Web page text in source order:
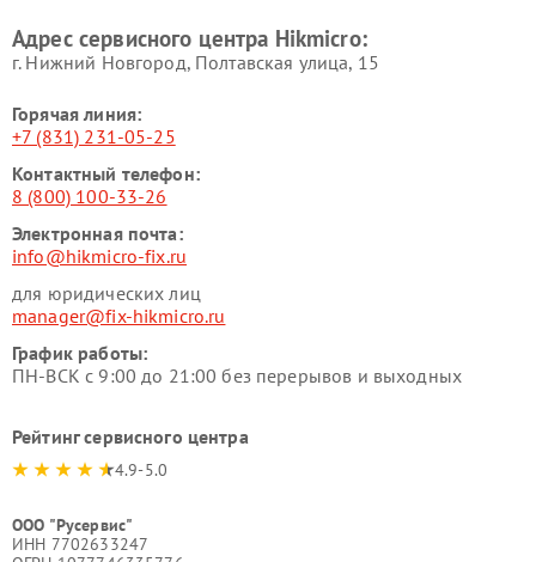
Адрес сервисного центра Hikmicro:
г. Нижний Новгород, Полтавская улица, 15
Горячая линия:
+7 (831) 231-05-25
Контактный телефон:
8 (800) 100-33-26
Электронная почта:
info@hikmicro-fix.ru
для юридических лиц
manager@fix-hikmicro.ru
График работы:
ПН-ВСК с 9:00 до 21:00 без перерывов и выходных
Рейтинг сервисного центра
4.9-5.0
ООО "Русервис"
ИНН 7702633247